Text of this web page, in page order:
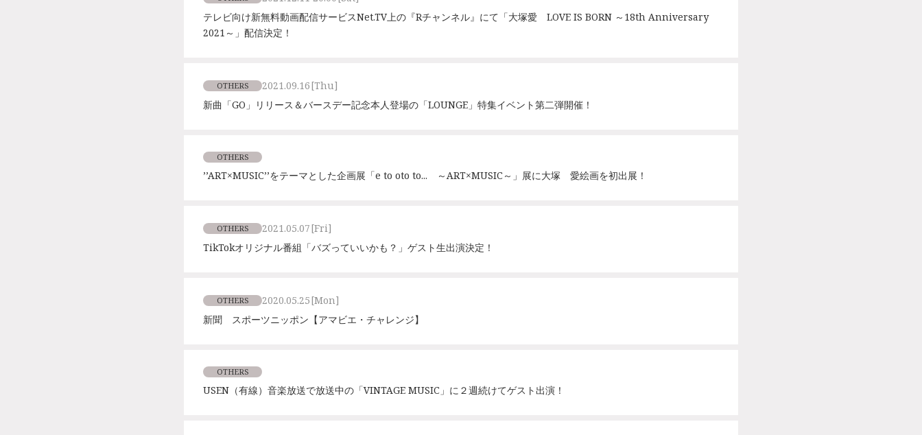
テレビ向け新無料動画配信サービスNet.TV上の『Rチャンネル』にて「大塚愛 LOVE IS BORN ～18th Anniversary
2021～」配信決定！
OTHERS 2021.09.16[Thu]
新曲「GO」リリース＆バースデー記念本人登場の「LOUNGE」特集イベント第二弾開催！
OTHERS
’’ART×MUSIC’’をテーマとした企画展「e to oto to... ～ART×MUSIC～」展に大塚 愛絵画を初出展！
OTHERS 2021.05.07[Fri]
TikTokオリジナル番組「バズっていいかも？」ゲスト生出演決定！
OTHERS 2020.05.25[Mon]
新聞 スポーツニッポン【アマビエ・チャレンジ】
OTHERS
USEN（有線）音楽放送で放送中の「VINTAGE MUSIC」に２週続けてゲスト出演！